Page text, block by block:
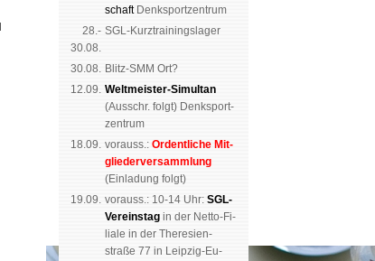
schaftDenk­sport­zen­trum
28.-
30.08.
SGL-Kurz­trai­nings­lager
30.08. Blitz-SMM Ort?
12.09. Weltmeister-Simultan
(Aus­schr. folgt) Denk­sport­
zen­trum
18.09. vorauss.: Or­dent­li­che Mit­
glie­der­ver­samm­lung
(Ein­la­dung folgt)
19.09. vor­auss.: 10-14 Uhr: SGL-
Ver­eins­tag in der Netto-Fi­
li­a­le in der The­re­sien­
straße 77 in Leip­zig-Eu­